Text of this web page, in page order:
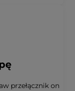
przełącznik on